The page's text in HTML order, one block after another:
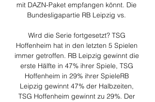
mit DAZN-Paket empfangen könnt. Die
Bundesligapartie RB Leipzig vs.
Wird die Serie fortgesetzt? TSG
Hoffenheim hat in den letzten 5 Spielen
immer getroffen. RB Leipzig gewinnt die
erste Hälfte in 47% ihrer Spiele, TSG
Hoffenheim in 29% ihrer SpieleRB
Leipzig gewinnt 47% der Halbzeiten,
TSG Hoffenheim gewinnt zu 29%. Der